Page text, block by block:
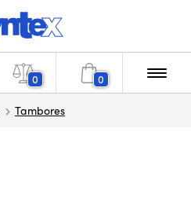
0 0
Tambores